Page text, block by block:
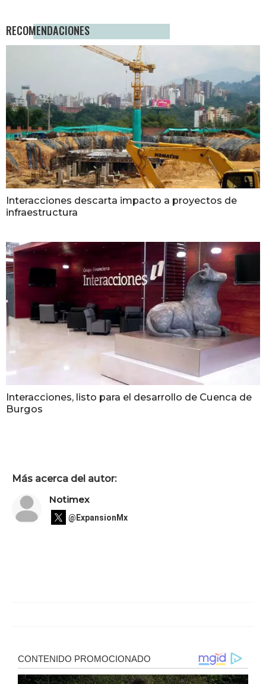
RECOMENDACIONES
Interacciones descarta impacto a proyectos de
infraestructura
Interacciones, listo para el desarrollo de Cuenca de
Burgos
Más acerca del autor:
Notimex
@ExpansionMx